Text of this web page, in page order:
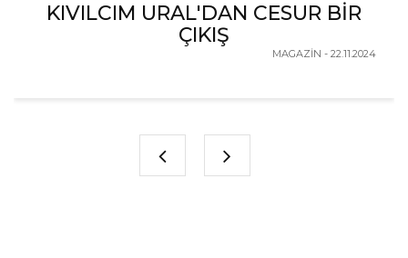
WİLMA ELLES “KÖTÜ DUYGULAR
BESLENMEZSE ÖLÜR”
MAGAZİN - 22.11.2024